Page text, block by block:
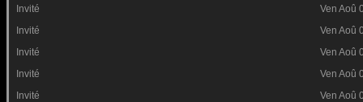
Invité
Ven Aoû
Invité
Ven Aoû
Invité
Ven Aoû
Invité
Ven Aoû
Invité
Ven Aoû